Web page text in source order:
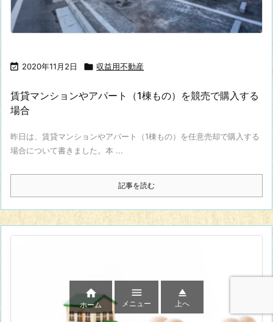
 2020年11月2日  収益用不動産
賃貸マンションやアパート（1棟もの）を競売で購入する
場合
昨日は、賃貸マンションやアパート（1棟もの）を任意売却で購入する
場合について書きました。本 ...
記事を読む

ホーム

メニュー

上へ